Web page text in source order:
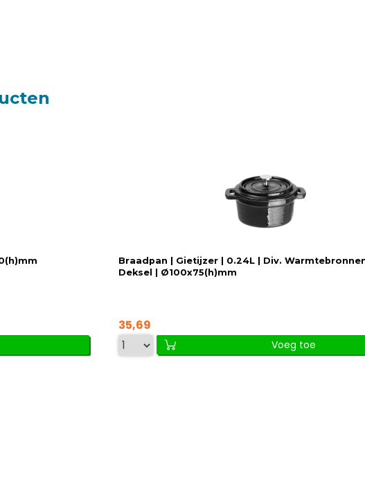
Braadpan | Gietijzer | 0.24L | Div.
Deksel | Ø100x75(h)mm
35,69
Voeg toe